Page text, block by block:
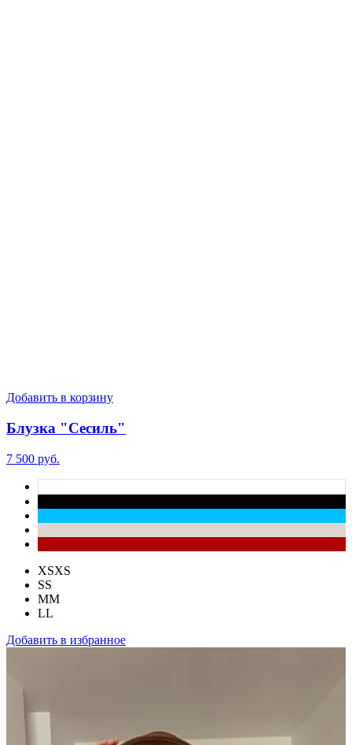
Добавить в корзину
Блузка "Сесиль"
7 500 руб.
XSXS
SS
MM
LL
Добавить в избранное